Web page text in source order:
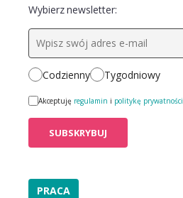
Wybierz newsletter:
Codzienny Tygodniowy
Akceptuję regulamin i politykę prywatności
PRACA